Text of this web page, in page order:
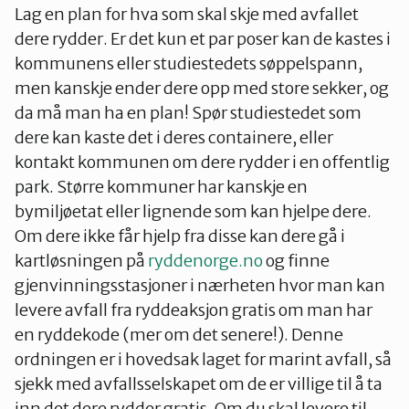
Lag en plan for hva som skal skje med avfallet
dere rydder. Er det kun et par poser kan de kastes i
kommunens eller studiestedets søppelspann,
men kanskje ender dere opp med store sekker, og
da må man ha en plan! Spør studiestedet som
dere kan kaste det i deres containere, eller
kontakt kommunen om dere rydder i en offentlig
park. Større kommuner har kanskje en
bymiljøetat eller lignende som kan hjelpe dere.
Om dere ikke får hjelp fra disse kan dere gå i
kartløsningen på ryddenorge.noog finne
gjenvinningsstasjoner i nærheten hvor man kan
levere avfall fra ryddeaksjon gratis om man har
en ryddekode (mer om det senere!). Denne
ordningen er i hovedsak laget for marint avfall, så
sjekk med avfallsselskapet om de er villige til å ta